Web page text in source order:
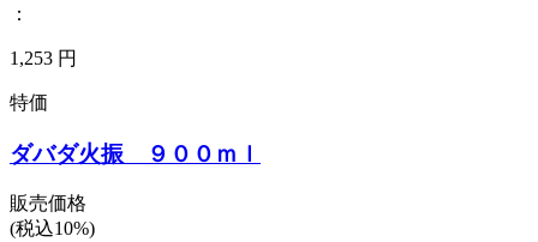
：
1,253 円
特価
ダバダ火振 ９００ｍｌ
販売価格
(税込10%)